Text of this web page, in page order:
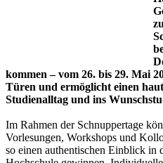
kommen – vom 26. bis 29. Mai
Türen und ermöglicht einen
Studienalltag und ins
Im Rahmen der Schnuppertage
Vorlesungen, Workshops und
so einen authentischen Einblick in